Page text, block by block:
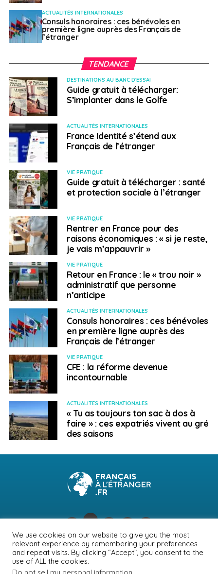
ACTUALITÉS INTERNATIONALES
Consuls honoraires : ces bénévoles en
première ligne auprès des Français de
l’étranger
TENDANCE
DESTINATIONS AU BANC D'ESSAI
Guide gratuit à télécharger:
S’implanter dans le Golfe
ACTUALITÉS INTERNATIONALES
France Identité s’étend aux
Français de l’étranger
VIE PRATIQUE
Guide gratuit à télécharger : santé
et protection sociale à l’étranger
VIE PRATIQUE
Rentrer en France pour des
raisons économiques : « si je reste,
je vais m’appauvrir »
VIE PRATIQUE
Retour en France : le « trou noir »
administratif que personne
n’anticipe
ACTUALITÉS INTERNATIONALES
Consuls honoraires : ces bénévoles
en première ligne auprès des
Français de l’étranger
VIE PRATIQUE
CFE : la réforme devenue
incontournable
ACTUALITÉS INTERNATIONALES
« Tu as toujours ton sac à dos à
faire » : ces expatriés vivent au gré
des saisons
NEWSLETTER PUBLICITÉ CONTACTS
MENTIONS LÉGALES
POLITIQUE DE CONFIDENTIALITÉ
We use cookies on our website to give you the most
relevant experience by remembering your preferences
and repeat visits. By clicking “Accept”, you consent to the
use of ALL the cookies.